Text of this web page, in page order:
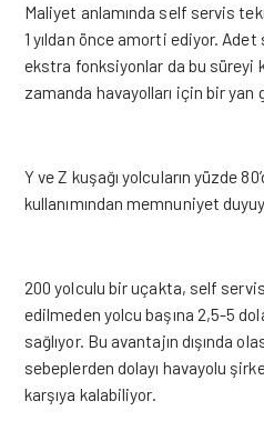
Maliyet anlamında self servis
1 yıldan önce amorti ediyor. Adet
ekstra fonksiyonlar da bu süreyi
zamanda havayolları için bir yan
Y ve Z kuşağı yolcuların yüzde
kullanımından memnuniyet
200 yolculu bir uçakta, self
edilmeden yolcu başına 2,5-5
sağlıyor. Bu avantajın dışında
sebeplerden dolayı havayolu
karşıya kalabiliyor.